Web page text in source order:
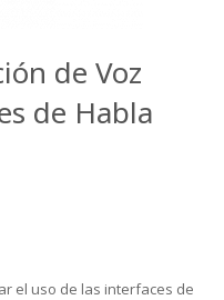
de Voz
de Habla
el uso de las interfaces de